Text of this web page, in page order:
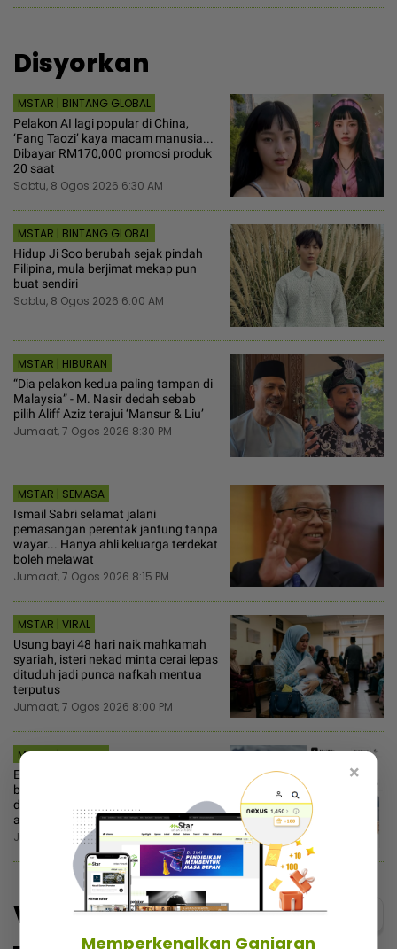
Disyorkan
MSTAR | BINTANG GLOBAL
Pelakon AI lagi popular di China,
‘Fang Taozi’ kaya macam manusia...
Dibayar RM170,000 promosi produk
20 saat
Sabtu, 8 Ogos 2026 6:30 AM
MSTAR | BINTANG GLOBAL
Hidup Ji Soo berubah sejak pindah
Filipina, mula berjimat mekap pun
buat sendiri
Sabtu, 8 Ogos 2026 6:00 AM
MSTAR | HIBURAN
“Dia pelakon kedua paling tampan di
Malaysia” - M. Nasir dedah sebab
pilih Aliff Aziz terajui ‘Mansur & Liu’
Jumaat, 7 Ogos 2026 8:30 PM
MSTAR | SEMASA
Ismail Sabri selamat jalani
pemasangan perentak jantung tanpa
wayar... Hanya ahli keluarga terdekat
boleh melawat
Jumaat, 7 Ogos 2026 8:15 PM
MSTAR | VIRAL
Usung bayi 48 hari naik mahkamah
syariah, isteri nekad minta cerai lepas
dituduh jadi punca nafkah mentua
terputus
Jumaat, 7 Ogos 2026 8:00 PM
MSTAR | SEMASA
Elak ditipu tabung palsu! Pemuda ini
bina platform khas himpun masjid
dan surau perlu dana, salur terus ke
akaun rasmi
Jumaat, 7 Ogos 2026 7:15 PM
Video Menarik@video
×
Memperkenalkan Ganjaran